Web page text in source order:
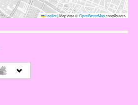
Leaflet|Map data ©OpenStreetMapcontributors